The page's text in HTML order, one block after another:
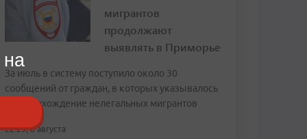
мигрантов
продолжают
выявлять в Приморье
За июль в систему поступило около 30
сообщений от граждан, в которых указывалось
местонахождение нелегальных мигрантов
22:29, 8 августа